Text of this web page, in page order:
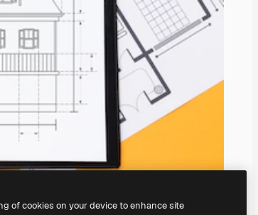
of cookies on your device to enhance site